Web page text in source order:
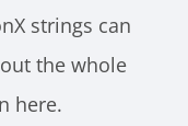
strings can
the whole
here.